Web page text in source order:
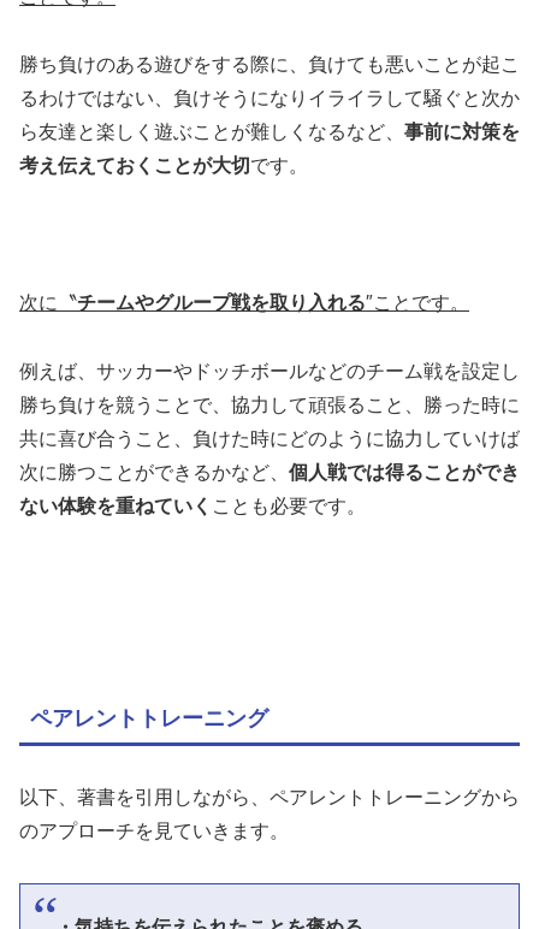
勝ち負けのある遊びをする際に、負けても悪いことが起こ
るわけではない、負けそうになりイライラして騒ぐと次か
ら友達と楽しく遊ぶことが難しくなるなど、 事前に対策を
考え伝えておくことが大切 です。
次に〝チームやグループ戦を取り入れる″ことです。
例えば、サッカーやドッチボールなどのチーム戦を設定し
勝ち負けを競うことで、協力して頑張ること、勝った時に
共に喜び合うこと、負けた時にどのように協力していけば
次に勝つことができるかなど、 個人戦では得ることができ
ない体験を重ねていく ことも必要です。
ペアレントトレーニング
以下、著書を引用しながら、ペアレントトレーニングから
のアプローチを見ていきます。